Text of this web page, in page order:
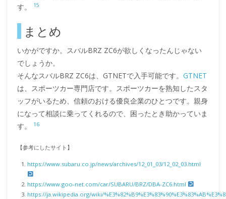
す。
15
まとめ
いかがですか。スバルBRZ ZC6が欲しくなったんじゃない
でしょうか。
そんなスバルBRZ ZC6は、GTNETで入手可能です。GTNET
は、スポーツカー専門店です。スポーツカーを熟知したスタ
ッフがいるため、信頼のおける優良企業のひとつです。親身
になって相談に乗ってくれるので、困ったとき助かっていま
す。
16
【参考にしたサイト】
https://www.subaru.co.jp/news/archives/12_01_03/12_02_03.html
https://www.goo-net.com/car/SUBARU/BRZ/DBA-ZC6.html
https://ja.wikipedia.org/wiki/